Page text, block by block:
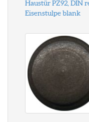
Haustür PZ92, DIN
Eisenstulpe blank